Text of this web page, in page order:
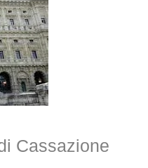
Cassazione